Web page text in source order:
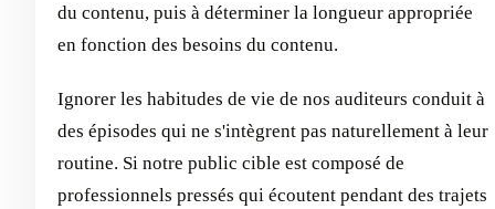
du contenu, puis à déterminer la longueur appropriée
en fonction des besoins du contenu.
Ignorer les habitudes de vie de nos auditeurs conduit à
des épisodes qui ne s'intègrent pas naturellement à leur
routine. Si notre public cible est composé de
professionnels pressés qui écoutent pendant des trajets